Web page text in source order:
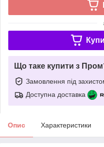
Що таке купити з
Замовлення під
Доступна доставка
Опис Характеристики